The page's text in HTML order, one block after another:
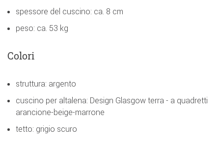
spessore del cuscino: ca. 8 cm
peso: ca. 53 kg
Colori
struttura: argento
cuscino per altalena: Design Glasgow terra - a quadretti
arancione-beige-marrone
tetto: grigio scuro